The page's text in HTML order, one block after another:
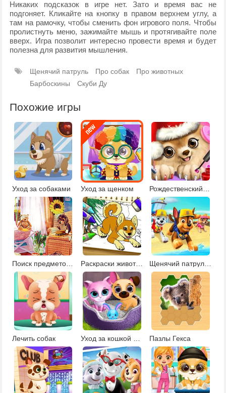
Никаких подсказок в игре нет. Зато и время вас не
подгоняет. Кликайте на кнопку в правом верхнем углу, а
там на рамочку, чтобы сменить фон игрового поля. Чтобы
пролистнуть меню, зажимайте мышь и протягивайте поле
вверх. Игра позволит интересно провести время и будет
полезна для развития мышления.
Щенячий патруль Про собак
Про животных
Барбоскины
Скуби Ду
Похожие игры
Уход за собаками Уход за щенком
Поиск предметов для детей 5-6 лет Раскраски животных с креатором 2 Щенячий патруль морской патруль
Лечить собак Пазлы Гекса